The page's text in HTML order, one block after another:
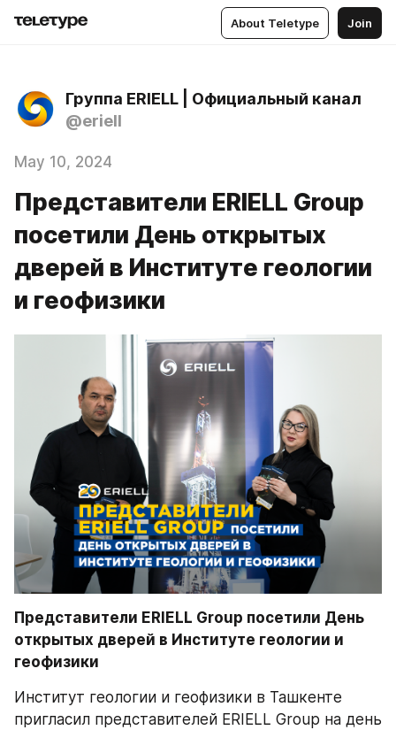
About Teletype Join
Группа ERIELL | Официальный канал
@eriell
May 10, 2024
Представители ERIELL Group
посетили День открытых
дверей в Институте геологии
и геофизики
Представители ERIELL Group посетили День
открытых дверей в Институте геологии и
геофизики
Институт геологии и геофизики в Ташкенте
пригласил представителей ERIELL Group на день